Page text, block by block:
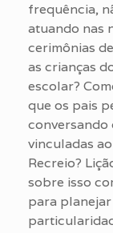
frequência,
atuando nas
cerimônias
as crianças
escolar?
que os pais
conversando
vinculadas
Recreio?
sobre isso
para